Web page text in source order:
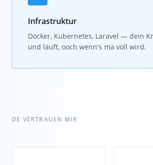
Infrastruktur
Docker, Kubernetes, Laravel — dein
und läuft, ooch wenn's ma voll wird.
DE VERTRAUEN MIR